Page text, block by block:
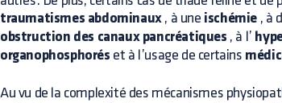
traumatismes abdominaux, à une ischémie , à
obstruction des canaux pancréatiques , à l’
organophosphorés et à l’usage de certains
Au vu de la complexité des mécanismes